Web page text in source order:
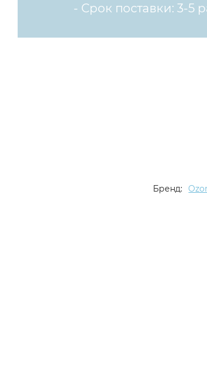
- Срок поставки: 3-5
Бренд: